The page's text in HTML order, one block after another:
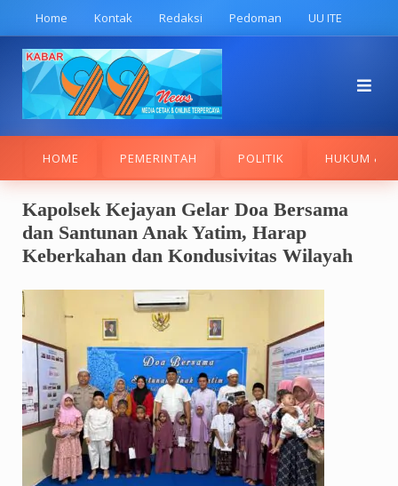
content
Home Kontak Redaksi Pedoman UU ITE
HOME PEMERINTAH POLITIK HUKUM &
Kapolsek Kejayan Gelar Doa Bersama
dan Santunan Anak Yatim, Harap
Keberkahan dan Kondusivitas Wilayah